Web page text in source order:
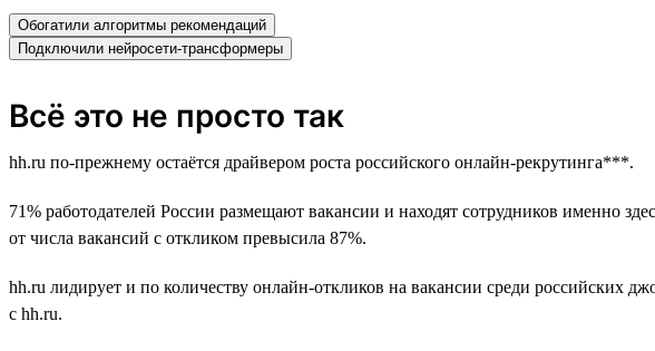
Обогатили алгоритмы рекомендаций
Подключили нейросети-трансформеры
Всё это не просто так
hh.ru по-прежнему остаётся драйвером роста российского онлайн-рекрутинга***.
71% работодателей России размещают вакансии и находят сотрудников именно
от числа вакансий с откликом превысила 87%.
hh.ru лидирует и по количеству онлайн-откликов на вакансии среди российских
с hh.ru.